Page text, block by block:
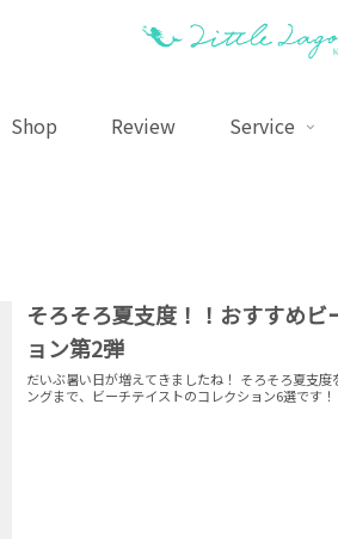
Shop Review Service
そろそろ夏支度！！おすすめビ
ョン第2弾
だいぶ暑い日が増えてきましたね！ そろそろ夏支
ングまで、ビーチテイストのコレクション6選です！